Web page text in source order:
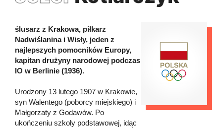
ślusarz z Krakowa, piłkarz
Nadwiślanina i Wisły, jeden z
najlepszych pomocników Europy,
kapitan drużyny narodowej podczas
IO w Berlinie (1936).
Urodzony 13 lutego 1907 w Krakowie,
syn Walentego (poborcy miejskiego) i
Małgorzaty z Godawów. Po
ukończeniu szkoły podstawowej, idąc